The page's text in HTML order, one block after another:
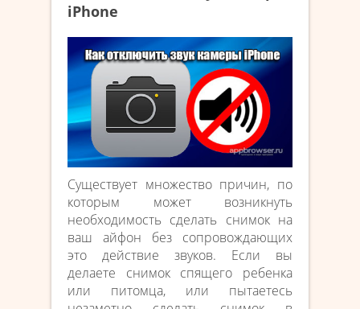
iPhone
Существует множество причин, по
которым может возникнуть
необходимость сделать снимок на
ваш айфон без сопровождающих
это действие звуков. Если вы
делаете снимок спящего ребенка
или питомца, или пытаетесь